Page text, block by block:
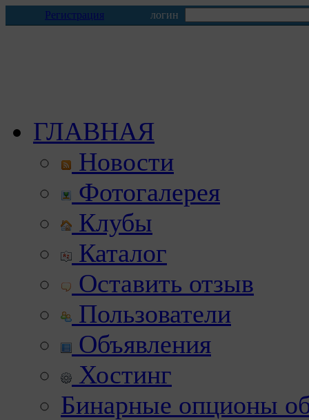
Регистрация логин
ГЛАВНАЯ
Новости
Фотогалерея
Клубы
Каталог
Оставить отзыв
Пользователи
Объявления
Хостинг
Бинарные опционы